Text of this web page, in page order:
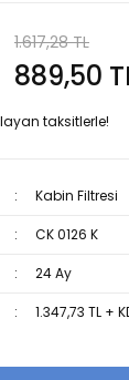
1.617,28 TL
889,50
taksitlerle!
Kabin Filtresi
CK 0126 K
24 Ay
1.347,73 TL +